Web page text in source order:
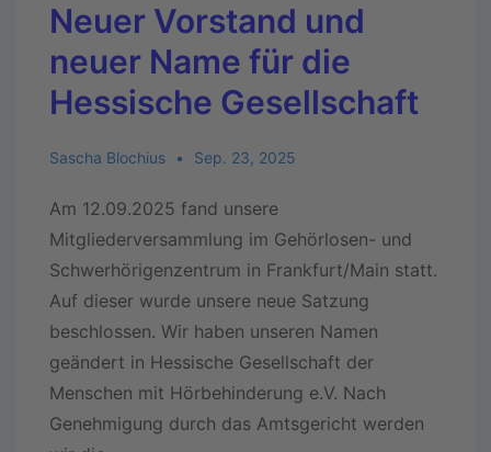
Neuer Vorstand und
neuer Name für die
Hessische Gesellschaft
Sascha Blochius Sep. 23, 2025
Am 12.09.2025 fand unsere
Mitgliederversammlung im Gehörlosen- und
Schwerhörigenzentrum in Frankfurt/Main statt.
Auf dieser wurde unsere neue Satzung
beschlossen. Wir haben unseren Namen
geändert in Hessische Gesellschaft der
Menschen mit Hörbehinderung e.V. Nach
Genehmigung durch das Amtsgericht werden